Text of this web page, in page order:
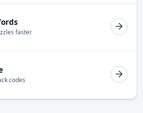
faster
codes